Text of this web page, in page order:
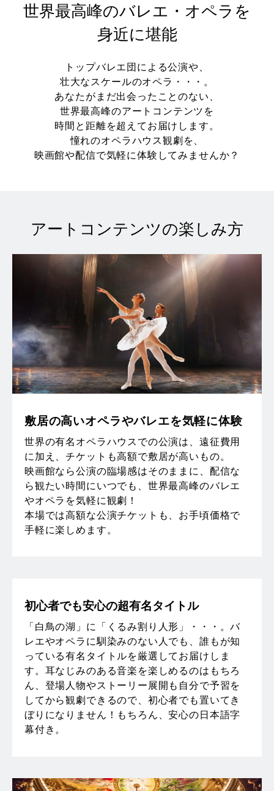
世界最高峰のバレエ・オペラを
身近に堪能
トップバレエ団による公演や、
壮大なスケールのオペラ・・・。
あなたがまだ出会ったことのない、
世界最高峰のアートコンテンツを
時間と距離を超えてお届けします。
憧れのオペラハウス観劇を、
映画館や配信で気軽に体験してみませんか？
アートコンテンツの楽しみ方
敷居の高いオペラやバレエを気軽に体験
世界の有名オペラハウスでの公演は、遠征費用
に加え、チケットも高額で敷居が高いもの。
映画館なら公演の臨場感はそのままに、配信な
ら観たい時間にいつでも、世界最高峰のバレエ
やオペラを気軽に観劇！
本場では高額な公演チケットも、お手頃価格で
手軽に楽しめます。
初心者でも安心の超有名タイトル
「白鳥の湖」に「くるみ割り人形」・・・。バ
レエやオペラに馴染みのない人でも、誰もが知
っている有名タイトルを厳選してお届けしま
す。耳なじみのある音楽を楽しめるのはもちろ
ん、登場人物やストーリー展開も自分で予習を
してから観劇できるので、初心者でも置いてき
ぼりになりません！もちろん、安心の日本語字
幕付き。